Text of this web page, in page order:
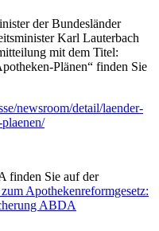
der Bundesländer
Karl Lauterbach
mit dem Titel:
Plänen“ finden Sie
newsroom/detail/laender-
finden Sie auf der
Apothekenreformgesetz:
ABDA